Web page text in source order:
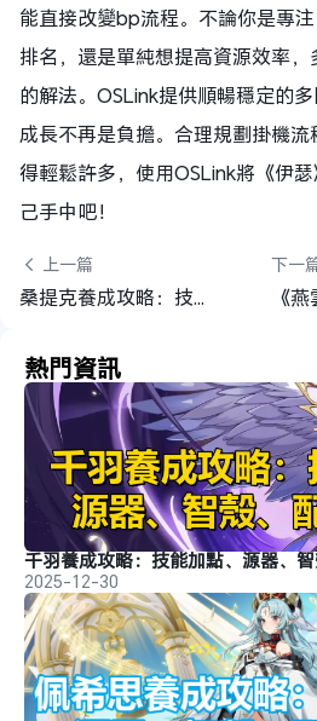
能直接改變bp流程。不論你是專
排名，還是單純想提高資源效率
的解法。OSLink提供順暢穩定的
成長不再是負擔。合理規劃掛機
得輕鬆許多，使用OSLink將《伊
己手中吧！
上一篇
桑提克養成攻略：技能加點、源器、智殼、配隊 | 伊瑟
下一
熱門資訊
千羽養成攻略：技能加點、源器、
2025-12-30